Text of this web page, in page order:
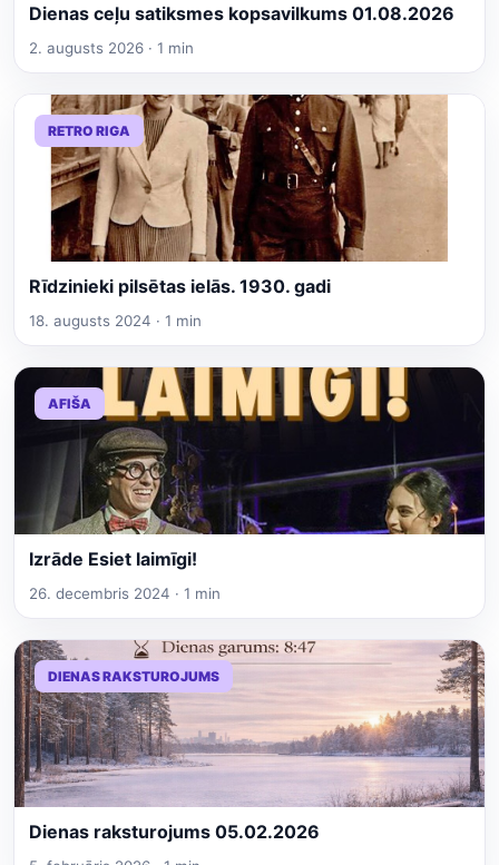
Dienas ceļu satiksmes kopsavilkums 01.08.2026
2. augusts 2026 · 1 min
RETRO RIGA
Rīdzinieki pilsētas ielās. 1930. gadi
18. augusts 2024 · 1 min
AFIŠA
Izrāde Esiet laimīgi!
26. decembris 2024 · 1 min
DIENAS RAKSTUROJUMS
Dienas raksturojums 05.02.2026